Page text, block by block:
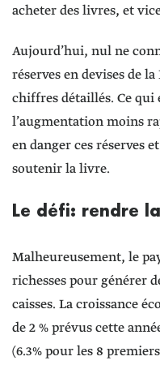
acheter des livres, et
Aujourd’hui, nul ne
réserves en devises de
chiffres détaillés. Ce qui
l’augmentation moins
en danger ces réserves
soutenir la livre.
Le défi: rendre
Malheureusement, le
richesses pour générer
caisses. La croissance
de 2 % prévus cette
(6.3% pour les 8